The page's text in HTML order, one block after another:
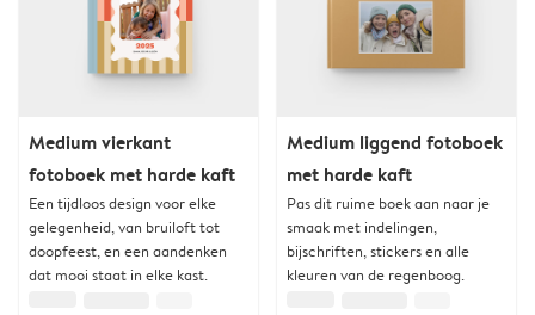
Medium vierkant
fotoboek met harde kaft
Een tijdloos design voor elke
gelegenheid, van bruiloft tot
doopfeest, en een aandenken
dat mooi staat in elke kast.
Medium liggend fotoboek
met harde kaft
Pas dit ruime boek aan naar je
smaak met indelingen,
bijschriften, stickers en alle
kleuren van de regenboog.